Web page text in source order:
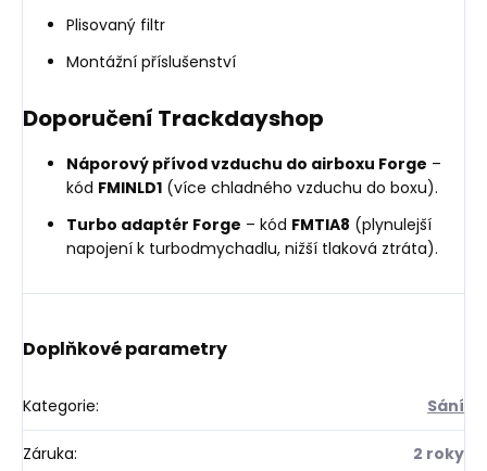
Plisovaný filtr
Montážní příslušenství
Doporučení Trackdayshop
Náporový přívod vzduchu do airboxu Forge –
kód FMINLD1 (více chladného vzduchu do boxu).
Turbo adaptér Forge – kód FMTIA8 (plynulejší
napojení k turbodmychadlu, nižší tlaková ztráta).
Doplňkové parametry
Kategorie: Sání
Záruka: 2 roky